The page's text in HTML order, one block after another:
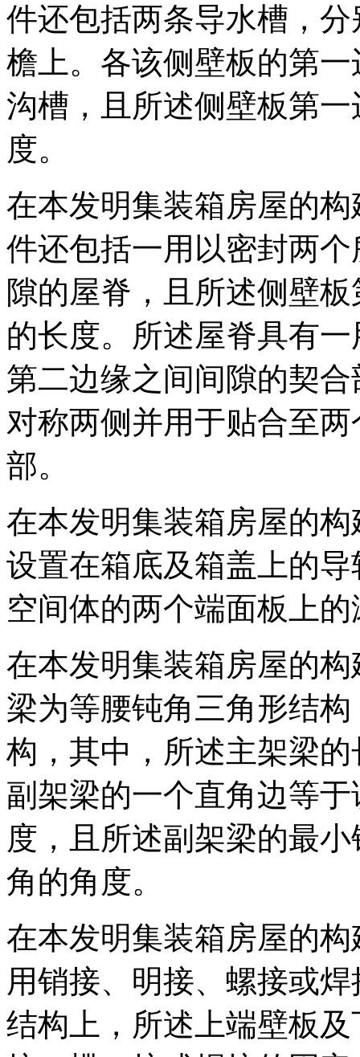
件还包括两条导水槽，
檐上。各该侧壁板的第
沟槽，且所述侧壁板第
度。
在本发明集装箱房屋的
件还包括一用以密封两
隙的屋脊，且所述侧壁
的长度。所述屋脊具有
第二边缘之间间隙的契
对称两侧并用于贴合至
部。
在本发明集装箱房屋的
设置在箱底及箱盖上的
空间体的两个端面板上
在本发明集装箱房屋的
梁为等腰钝角三角形结
构，其中，所述主架梁
副架梁的一个直角边等
度，且所述副架梁的最
角的角度。
在本发明集装箱房屋的
用销接、明接、螺接或
结构上，所述上端壁板